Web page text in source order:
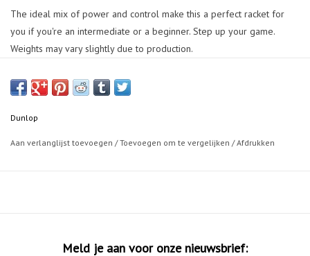
The ideal mix of power and control make this a perfect racket for
you if you're an intermediate or a beginner. Step up your game.
Weights may vary slightly due to production.
POWER 6.5
Dunlop
Aan verlanglijst toevoegen /Toevoegen om te vergelijken /Afdrukken
Meld je aan voor onze nieuwsbrief: